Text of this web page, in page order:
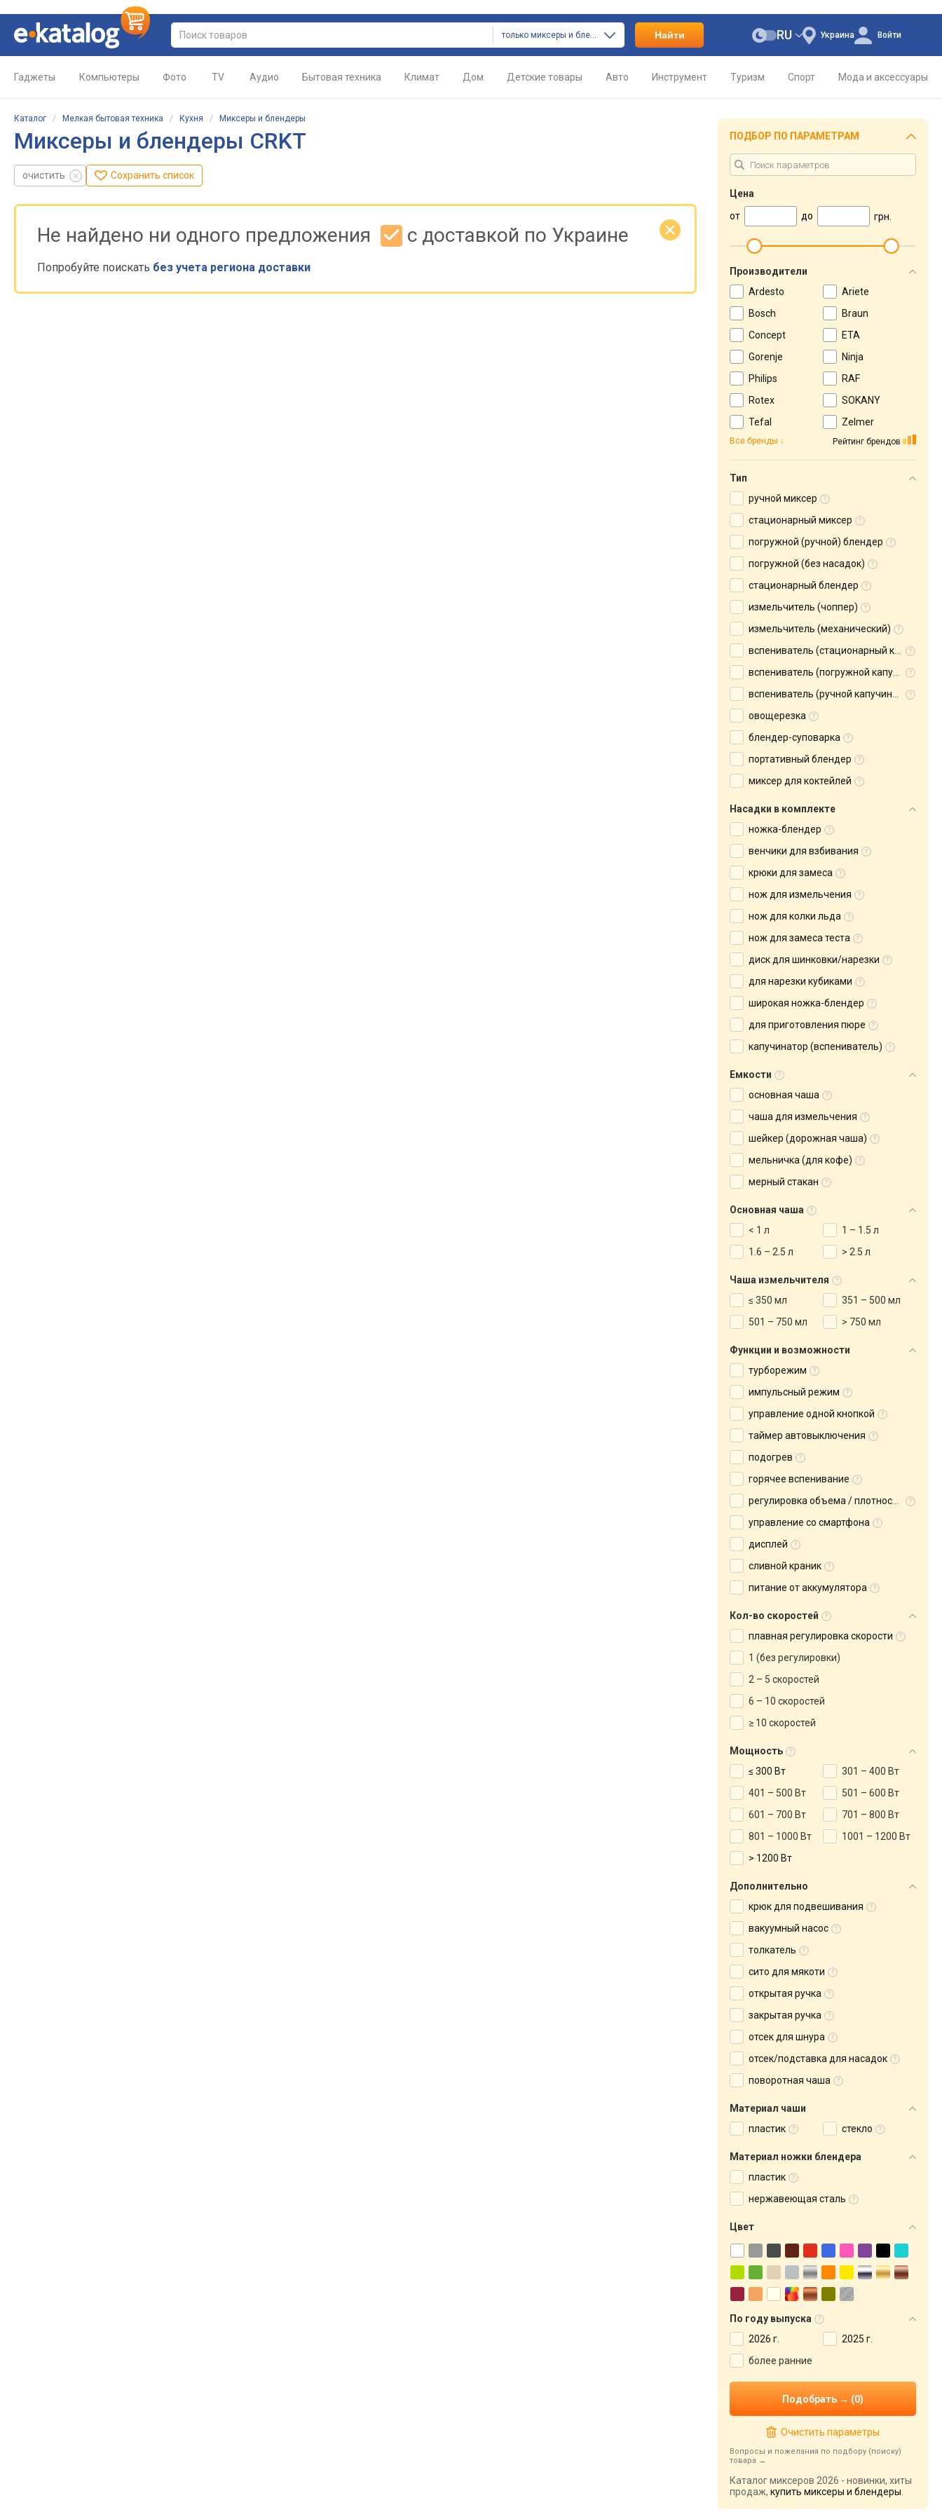
только миксеры и блендеры Найти Украина
RU Войти
Гаджеты Компьютеры Фото TV Аудио Бытовая техника Климат Дом Детские товары Авто Инструмент Туризм Спорт Мода и аксессуары
Каталог / Мелкая бытовая техника / Кухня / Миксеры и блендеры
Миксеры и блендеры CRKT
очистить Сохранить список
Не найдено ни одного предложения с доставкой по Украине
Попробуйте поискать без учета региона доставки
ПОДБОР ПО ПАРАМЕТРАМ
Цена
от
до грн.
Производители
Ardesto
Ariete
Bosch
Braun
Concept
ETA
Gorenje
Ninja
Philips
RAF
Rotex
SOKANY
Tefal
Zelmer
Рейтинг брендов
Все бренды
Тип
ручной миксер
стационарный миксер
погружной (ручной) блендер
погружной (без насадок)
стационарный блендер
измельчитель (чоппер)
измельчитель (механический)
вспениватель (стационарный капучинатор)
вспениватель (погружной капучинатор)
вспениватель (ручной капучинатор)
овощерезка
блендер-суповарка
портативный блендер
миксер для коктейлей
Насадки в комплекте
ножка-блендер
венчики для взбивания
крюки для замеса
нож для измельчения
нож для колки льда
нож для замеса теста
диск для шинковки/нарезки
для нарезки кубиками
широкая ножка-блендер
для приготовления пюре
капучинатор (вспениватель)
Емкости
основная чаша
чаша для измельчения
шейкер (дорожная чаша)
мельничка (для кофе)
мерный стакан
Основная чаша
< 1 л
1 – 1.5 л
1.6 – 2.5 л
> 2.5 л
Чаша измельчителя
≤ 350 мл
351 – 500 мл
501 – 750 мл
> 750 мл
Функции и возможности
турборежим
импульсный режим
управление одной кнопкой
таймер автовыключения
подогрев
горячее вспенивание
регулировка объема / плотности пенки
управление со смартфона
дисплей
сливной краник
питание от аккумулятора
Кол-во скоростей
плавная регулировка скорости
1 (без регулировки)
2 – 5 скоростей
6 – 10 скоростей
≥ 10 скоростей
Мощность
≤ 300 Вт
301 – 400 Вт
401 – 500 Вт
501 – 600 Вт
601 – 700 Вт
701 – 800 Вт
801 – 1000 Вт
1001 – 1200 Вт
> 1200 Вт
Дополнительно
крюк для подвешивания
вакуумный насос
толкатель
сито для мякоти
открытая ручка
закрытая ручка
отсек для шнура
отсек/подставка для насадок
поворотная чаша
Материал чаши
пластик
стекло
Материал ножки блендера
пластик
нержавеющая сталь
Цвет
По году выпуска
2026 г.
2025 г.
более ранние
Очистить параметры
Вопросы и пожелания по подбору (поиску)
товара
Каталог миксеров 2026 - новинки, хиты
продаж, купить миксеры и блендеры